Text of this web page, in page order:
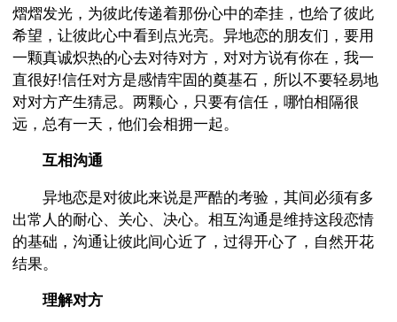
熠熠发光，为彼此传递着那份心中的牵挂，也给了彼此
希望，让彼此心中看到点光亮。异地恋的朋友们，要用
一颗真诚炽热的心去对待对方，对对方说有你在，我一
直很好!信任对方是感情牢固的奠基石，所以不要轻易地
对对方产生猜忌。两颗心，只要有信任，哪怕相隔很
远，总有一天，他们会相拥一起。
互相沟通
异地恋是对彼此来说是严酷的考验，其间必须有多
出常人的耐心、关心、决心。相互沟通是维持这段恋情
的基础，沟通让彼此间心近了，过得开心了，自然开花
结果。
理解对方